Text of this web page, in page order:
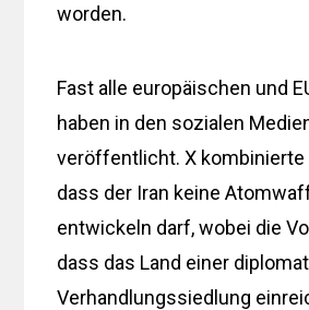
worden.
Fast alle europäischen und
haben in den sozialen
veröffentlicht. X kombinierte
dass der Iran keine
entwickeln darf, wobei die
dass das Land einer
Verhandlungssiedlung